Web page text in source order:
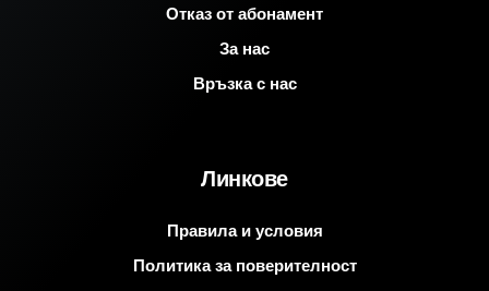
Отказ от абонамент
За нас
Връзка с нас
Линкове
Правила и условия
Политика за поверителност